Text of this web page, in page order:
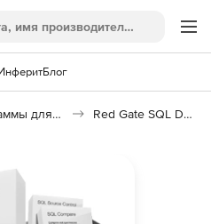
Блог
Программы для работы с базами данных Red Gate SQL Data Compare